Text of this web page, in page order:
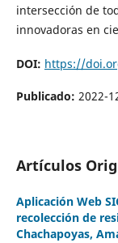
intersección de
innovadoras en
DOI: https://
Publicado: 2022-
Artículos
Aplicación Web
recolección de
Chachapoyas,